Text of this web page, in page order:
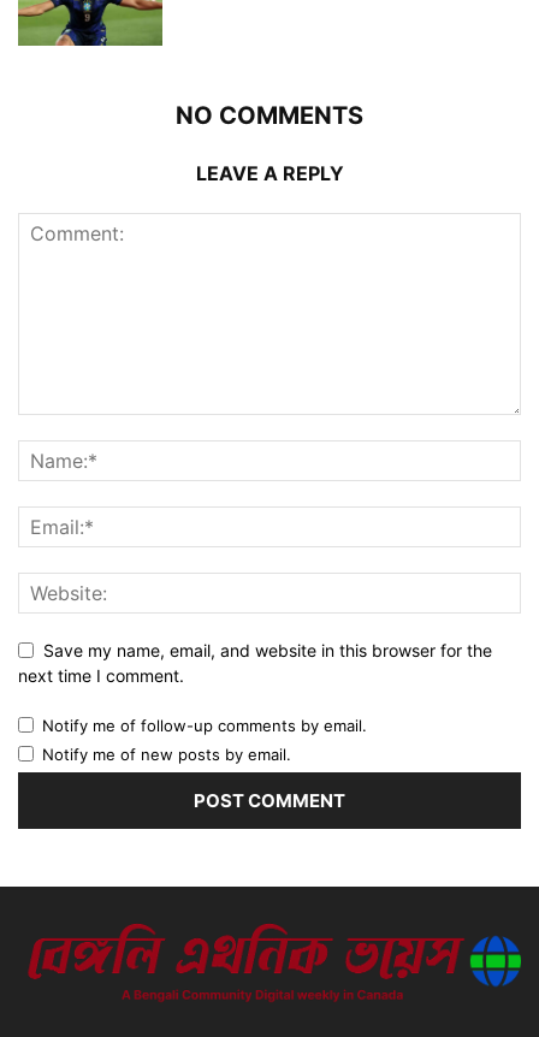
NO COMMENTS
LEAVE A REPLY
Save my name, email, and website in this browser for the
next time I comment.
Notify me of follow-up comments by email.
Notify me of new posts by email.